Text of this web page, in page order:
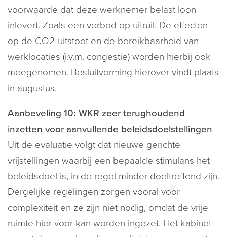
voorwaarde dat deze werknemer belast loon
inlevert. Zoals een verbod op uitruil. De effecten
op de CO2-uitstoot en de bereikbaarheid van
werklocaties (i.v.m. congestie) worden hierbij ook
meegenomen. Besluitvorming hierover vindt plaats
in augustus.
Aanbeveling 10: WKR zeer terughoudend
inzetten voor aanvullende beleidsdoelstellingen
Uit de evaluatie volgt dat nieuwe gerichte
vrijstellingen waarbij een bepaalde stimulans het
beleidsdoel is, in de regel minder doeltreffend zijn.
Dergelijke regelingen zorgen vooral voor
complexiteit en ze zijn niet nodig, omdat de vrije
ruimte hier voor kan worden ingezet. Het kabinet